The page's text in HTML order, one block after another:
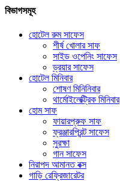
বিভাগসমূহ
হোটেল রুম সাফেস
শীর্ষ খোলার সাফ
সাইড ওপেনিং সাফেস
ড্রয়ার সাফেস
হোটেল মিনিবার
শোষণ মিনিনিবার
থার্মোইলেক্ট্রিক মিনিবার
হোম সাফ
ফায়ারপ্রুফ সাফ
ফ্রঞ্জারপ্রিন্ট সাফেস
সুরক্ষা
গান সাফেস
নিরাপদ আমানত বক্স
গাড়ি রেফ্রিজারেটর